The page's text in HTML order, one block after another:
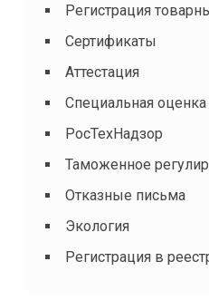
Регистрация
Сертификаты
Аттестация
Специальная
РосТехНадзор
Таможенное
Отказные письма
Экология
Регистрация в